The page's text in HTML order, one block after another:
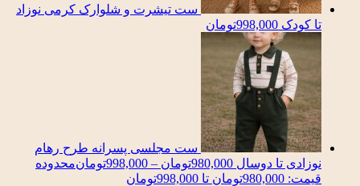
ست تیشرت و شلوارک کرمی نوزاد
تا کودک 998,000تومان
ست مجلسی پسرانه طرح رهام
نوزادی تا دوسال 980,000تومان –
998,000تومانمحدوده
قیمت: 980,000تومان تا 998,000تومان